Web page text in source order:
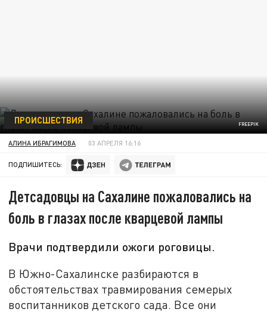
FREEPIK
ПРОИСШЕСТВИЯ
АЛИНА ИБРАГИМОВА 03 АПРЕЛЯ 16:16
ПОДПИШИТЕСЬ:
Детсадовцы на Сахалине пожаловались на
боль в глазах после кварцевой лампы
Врачи подтвердили ожоги роговицы.
В Южно-Сахалинске разбираются в
обстоятельствах травмирования семерых
воспитанников детского сада. Все они